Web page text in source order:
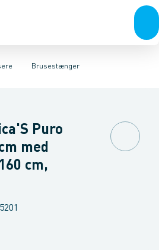
& rørKuglehaner & ventiler
VaskeArmaturer
Brusestænger
BrusesætBrusestænger
Puro
med
cm,